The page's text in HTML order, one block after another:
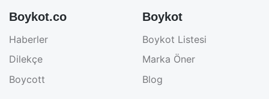
Boykot.co
Haberler
Dilekçe
Boycott
Boykot
Boykot Listesi
Marka Öner
Blog